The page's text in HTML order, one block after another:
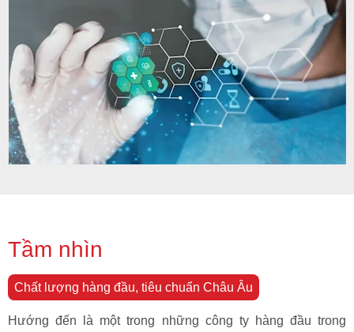
Tầm nhìn
Chất lượng hàng đầu, tiêu chuẩn Châu Âu
Hướng đến là một trong những công ty hàng đầu trong